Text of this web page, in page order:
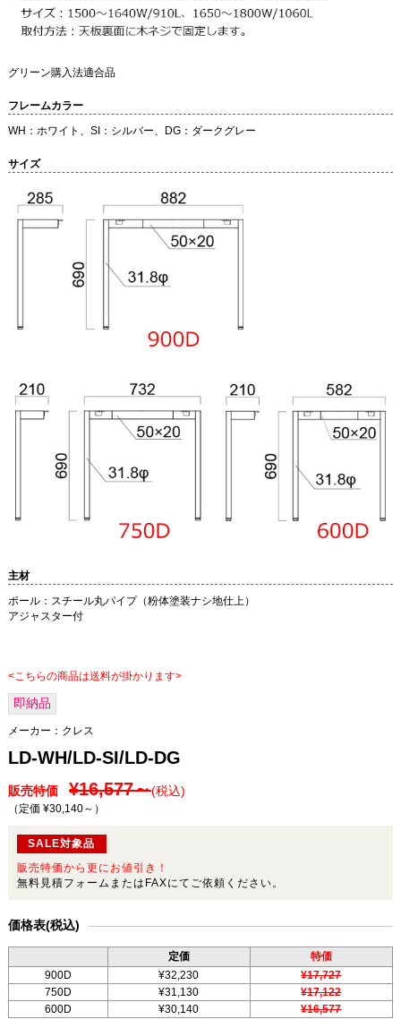
グリーン購入法適合品
フレームカラー
WH：ホワイト、SI：シルバー、DG：ダークグレー
サイズ
主材
ポール：スチール丸パイプ（粉体塗装ナシ地仕上）
アジャスター付
<こちらの商品は送料が掛かります>
即納品
メーカー： クレス
LD-WH/LD-SI/LD-DG
販売特価 ¥16,577～(税込)
（定価 ¥30,140～ ）
SALE対象品
販売特価から更にお値引き！
無料見積フォームまたはFAXにてご依頼ください。
価格表(税込)
定価
特価
900D
¥32,230
¥17,727
750D
¥31,130
¥17,122
600D
¥30,140 ¥16,577